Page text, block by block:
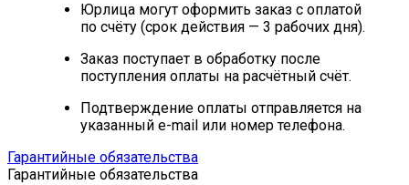
Юрлица могут оформить заказ с оплатой
по счёту (срок действия — 3 рабочих дня).
Заказ поступает в обработку после
поступления оплаты на расчётный счёт.
Подтверждение оплаты отправляется на
указанный e-mail или номер телефона.
Гарантийные обязательства
Гарантийные обязательства